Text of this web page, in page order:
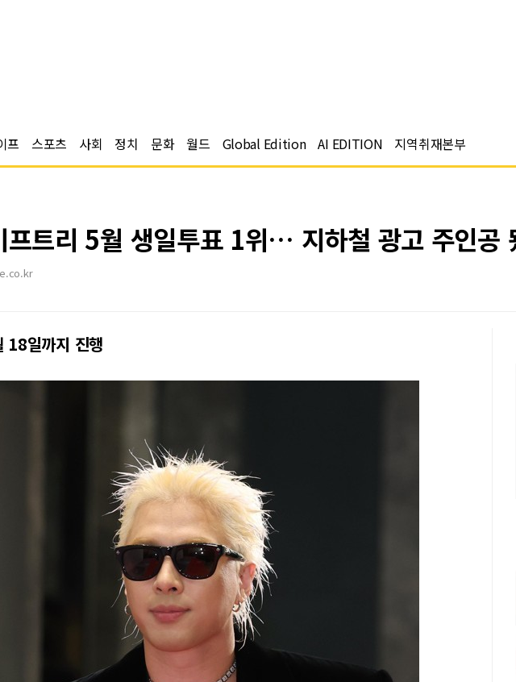
프 스포츠 사회 정치 문화 월드 Global Edition AI EDITION 지역취재본부
프트리 5월 생일투표 1위… 지하철 광고 주인공
18일까지 진행